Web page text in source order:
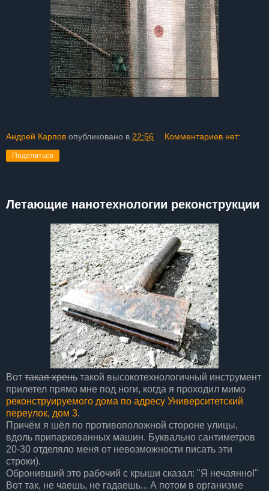
Андрей Карпов опубликовано в 22:56 Комментариев нет:
Поделиться
Летающие нанотехнологии реконструкции
Вот такая хрень такой высокотехнологичный инструмент
прилетел прямо мне под ноги, когда я проходил мимо
реконструируемого дома по адресу Университетский
переулок, дом 3.
Причём я шёл по противоположной стороне улицы,
вдоль припаркованных машин. Буквально сантиметров
20-30 отделяло меня от невозможности писать эти
строки).
Обронивший это рабочий с крыши сказал: "Я нечаянно!"
Вот так, не чаешь, не гадаешь... А потом в организме